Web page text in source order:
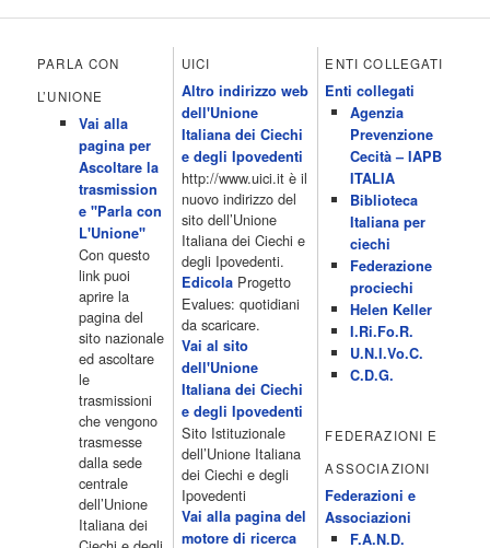
All News 16.05 Rotazione musicale 19.00 All News 19.05 The
Club 19.30 19.30 Human Guinea Pigs 20.00 Inbox 21.00 Code
Monkeys 21.30 Sons of Butcher […]
programmiTv - ITALIA 1 4 Dicembre 2022
Programmi 06.35 Cartoni Animati 09.05 Telefilm:Starsky & Hutch
10.10 Telefilm:Supercar 12.15 12.15 Secondo voi 12.25 Studio
Aperto 13.00 Studio Sport 13.40 Cartoni animati 14.30 I Simpson
15.00 Telefilm:Paso adelante 15.55 15.55 Telefilm:Wildfire 16.50
Cartoni animati 18.30 Studio Aperto 19.05 Don Luca c'� 19.35
19.35 Medici miei 20.05 Camera caf� 20.30 La ruota della
fortuna 21.10 […]
Acor3.it
programmiTv - LA 7
4 Dicembre 2022
Programmi 06:00 - Tg La7/meteo/oroscopo/traffico06:55 - Movie
Flash07:00 - Omnibus ? Rassegna stampa07:30 - Tg La707:50 -
Omnibus09:50 - Coffee Break11:00 - L?aria che tira12:25 - I
men� di Benedetta13:30 - Tg La714:00 - Tg La7 Cronache14:40 -
Telefilm: Le strade di San Francisco - Omicidio di primo grado -
Una scuola di paura 16:30 […]
Acor3.it
programmiTv - CANALE 5 4 Dicembre 2022
Programmi 2/3 06.00 TG5/Traffico/Meteo/Borse e monete 08.00
TG5 Mattina 08.40 Mattino Cinque(TG5-Ore 10) 11.00 Forum
PARLA CON
L’UNIONE
Vai alla
pagina per
Ascoltare la
trasmission
e "Parla con
L'Unione"
Con questo
link puoi
aprire la
pagina del
sito nazionale
ed ascoltare
le
trasmissioni
che vengono
trasmesse
dalla sede
centrale
dell’Unione
Italiana dei
UICI
Altro indirizzo web
dell'Unione
Italiana dei Ciechi
e degli Ipovedenti
http://www.uici.it è il
nuovo indirizzo del
sito dell’Unione
Italiana dei Ciechi e
degli Ipovedenti.
EdicolaProgetto
Evalues: quotidiani
da scaricare.
Vai al sito
dell'Unione
Italiana dei Ciechi
e degli Ipovedenti
Sito Istituzionale
dell’Unione Italiana
dei Ciechi e degli
Ipovedenti
Vai alla pagina del
motore di ricerca
ENTI COLLEGATI
Enti collegati
Agenzia
Prevenzione
Cecità – IAPB
ITALIA
Biblioteca
Italiana per
ciechi
Federazione
prociechi
Helen Keller
I.Ri.Fo.R.
U.N.I.Vo.C.
C.D.G.
FEDERAZIONI E
ASSOCIAZIONI
Federazioni e
Associazioni
F.A.N.D.